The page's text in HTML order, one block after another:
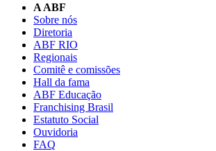
A ABF
Sobre nós
Diretoria
ABF RIO
Regionais
Comitê e comissões
Hall da fama
ABF Educação
Franchising Brasil
Estatuto Social
Ouvidoria
FAQ